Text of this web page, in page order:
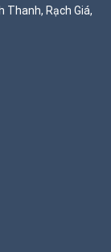
Thanh, Rạch Giá,